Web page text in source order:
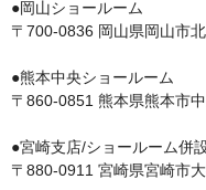
●岡山ショールーム
〒700-0836 岡山県岡山市
●熊本中央ショールーム
〒860-0851 熊本県熊本市
●宮崎支店/ショールーム併
〒880-0911 宮崎県宮崎市